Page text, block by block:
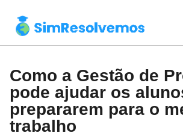
Como a Gestão de
pode ajudar os
prepararem para o
trabalho